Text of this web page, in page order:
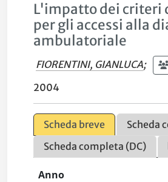
L'impatto dei criteri
per gli accessi alla
ambulatoriale
FIORENTINI, GIANLUCA;
2004
Scheda breve
Scheda
Scheda completa (DC)
Anno